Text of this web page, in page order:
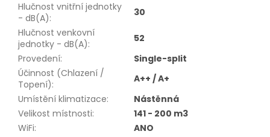
Hlučnost vnitřní jednotky
- dB(A):
30
Hlučnost venkovní
jednotky - dB(A):
52
Provedení:
Single-split
Účinnost (Chlazení /
Topení):
A++ / A+
Umístění klimatizace:
Nástěnná
Velikost místnosti:
141 - 200 m3
WiFi:
ANO